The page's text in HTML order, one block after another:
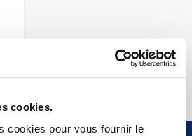
cookies.
cookies pour vous fournir le